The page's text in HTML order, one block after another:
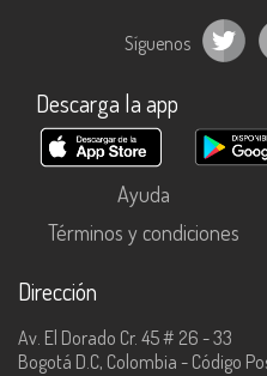
Síguenos
Descarga la app
Ayuda
Términos y condiciones
Dirección
Av. El Dorado Cr. 45 # 26 - 33
Bogotá D.C, Colombia - Código